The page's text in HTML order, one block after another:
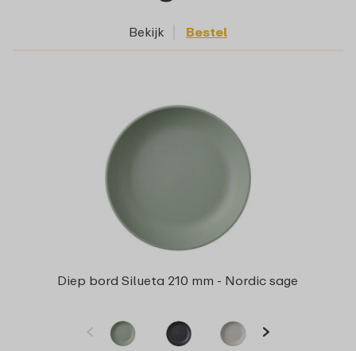
Bekijk Bestel
Diep bord Silueta 210 mm - Nordic sage